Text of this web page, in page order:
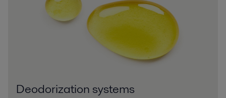
Deodorization systems